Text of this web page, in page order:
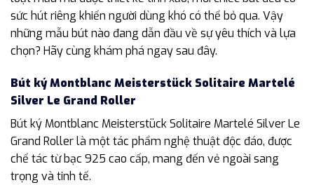
sức hút riêng khiến người dùng khó có thể bỏ qua. Vậy
những mẫu bút nào đang dẫn đầu về sự yêu thích và lựa
chọn? Hãy cùng khám phá ngay sau đây.
Bút ký Montblanc Meisterstück Solitaire Martelé
Silver Le Grand Roller
Bút ký Montblanc Meisterstück Solitaire Martelé Silver Le
Grand Roller là một tác phẩm nghệ thuật độc đáo, được
chế tác từ bạc 925 cao cấp, mang đến vẻ ngoài sang
trọng và tinh tế.